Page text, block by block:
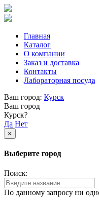
Главная
Каталог
О компании
Заказ и доставка
Контакты
Лабораторная посуда
Ваш город: Курск
Ваш город
Курск?
Да Нет
×
Выберите город
Поиск:
По данному запросу ни